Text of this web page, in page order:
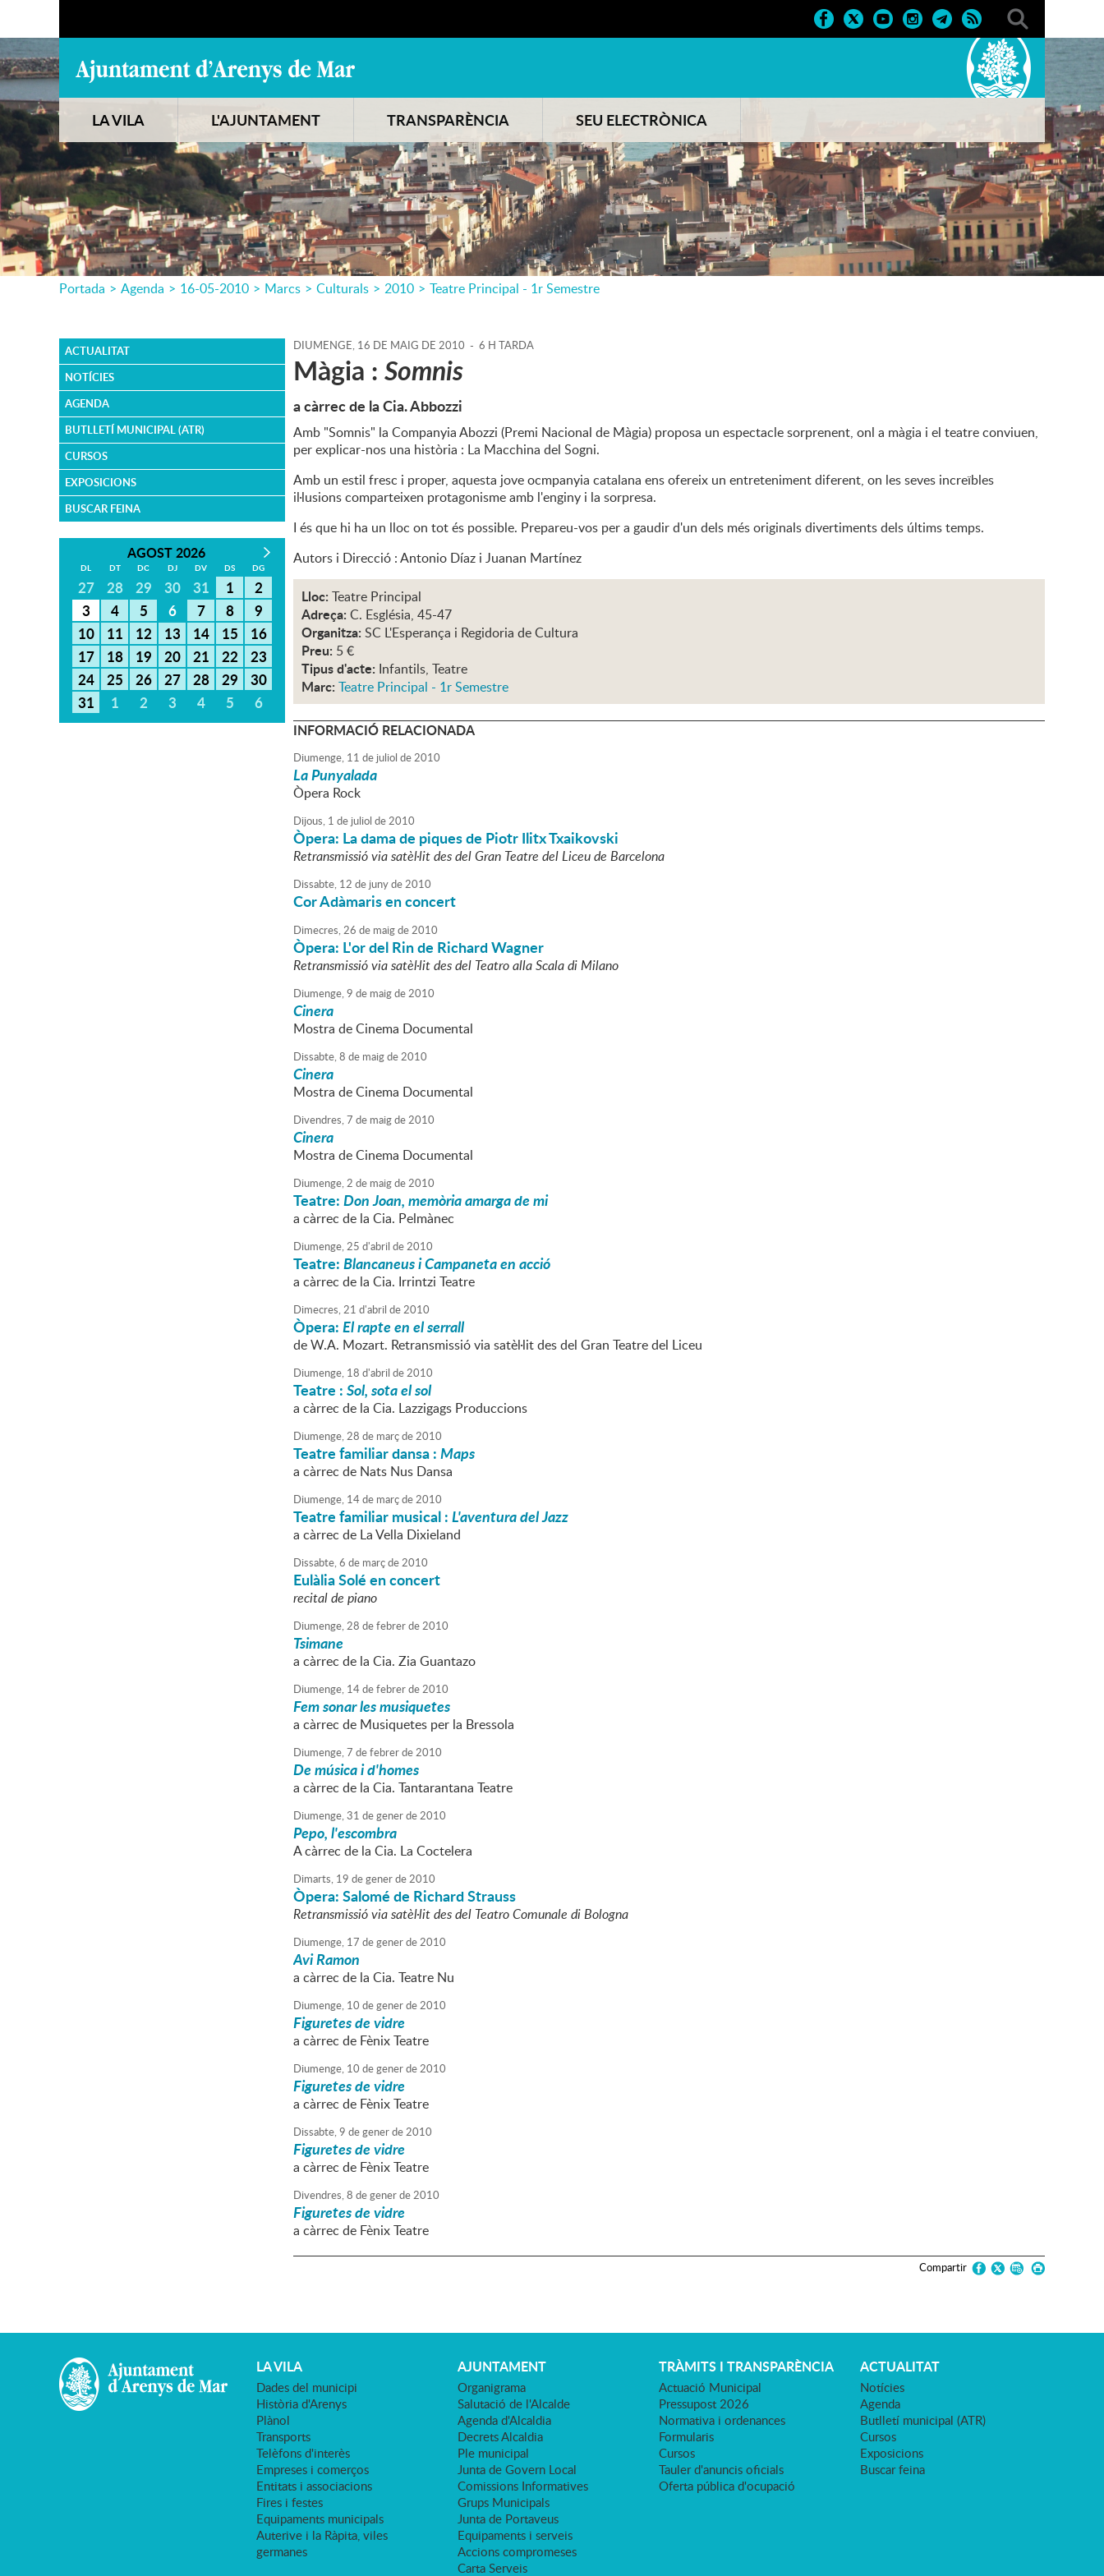
LA VILA L'AJUNTAMENT TRANSPARÈNCIA SEU ELECTRÒNICA
Portada > Agenda > 16-05-2010 > Marcs > Culturals > 2010 > Teatre Principal - 1r Semestre
ACTUALITAT
NOTÍCIES
AGENDA
BUTLLETÍ MUNICIPAL (ATR)
CURSOS
EXPOSICIONS
BUSCAR FEINA
AGOST 2026
DL DT DC DJ DV DS DG
27 28 29 30 31 1
2
3
4 5 6 7 8
9
10
11 12 13 14 15
16
17
18 19 20 21 22
23
24
25 26 27 28 29
30
31
1 2 3 4 5 6
DIUMENGE, 16 DE MAIG DE 2010 - 6 H TARDA
Màgia : Somnis
a càrrec de la Cia. Abbozzi
Amb "Somnis" la Companyia Abozzi (Premi Nacional de Màgia) proposa un espectacle sorprenent, onl a màgia i el teatre conviuen,
per explicar-nos una història : La Macchina del Sogni.
Amb un estil fresc i proper, aquesta jove ocmpanyia catalana ens ofereix un entreteniment diferent, on les seves increïbles
il·lusions comparteixen protagonisme amb l'enginy i la sorpresa.
I és que hi ha un lloc on tot és possible. Prepareu-vos per a gaudir d'un dels més originals divertiments dels últims temps.
Autors i Direcció : Antonio Díaz i Juanan Martínez
Lloc: Teatre Principal
Adreça: C. Església, 45-47
Organitza: SC L'Esperança i Regidoria de Cultura
Preu: 5 €
Tipus d'acte: Infantils, Teatre
Marc: Teatre Principal - 1r Semestre
INFORMACIÓ RELACIONADA
Diumenge, 11 de juliol de2010
La Punyalada
Òpera Rock
Dijous, 1 de juliol de2010
Òpera: La dama de piques de Piotr Ilitx Txaikovski
Retransmissió via satèl·lit des del Gran Teatre del Liceu de Barcelona
Dissabte, 12 de junyde2010
Cor Adàmaris en concert
Dimecres,26 de maigde2010
Òpera: L'or del Rin de Richard Wagner
Retransmissió via satèl·lit des del Teatro alla Scala di Milano
Diumenge,9 de maigde2010
Cinera
Mostra de Cinema Documental
Dissabte,8 de maigde2010
Cinera
Mostra de Cinema Documental
Divendres,7 de maigde2010
Cinera
Mostra de Cinema Documental
Diumenge,2 de maigde2010
Teatre:Don Joan, memòria amarga de mi
a càrrec de la Cia. Pelmànec
Diumenge,25 d'abril de2010
Teatre:Blancaneus i Campaneta en acció
a càrrec de la Cia. Irrintzi Teatre
Dimecres,21 d'abril de2010
Òpera:El rapte en el serrall
de W.A. Mozart. Retransmissió via satèl·lit des del Gran Teatre del Liceu
Diumenge, 18 d'abril de2010
Teatre :Sol, sota el sol
a càrrec de la Cia. Lazzigags Produccions
Diumenge,28 de marçde2010
Teatre familiar dansa :Maps
a càrrec de Nats Nus Dansa
Diumenge, 14de marçde2010
Teatre familiar musical :L'aventura del Jazz
a càrrec de La Vella Dixieland
Dissabte,6 de marçde2010
Eulàlia Solé en concert
recital de piano
Diumenge,28 defebrerde2010
Tsimane
a càrrec de la Cia. Zia Guantazo
Diumenge, 14defebrerde2010
Fem sonar les musiquetes
a càrrec de Musiquetes per la Bressola
Diumenge,7 defebrerde2010
De música i d'homes
a càrrec de la Cia. Tantarantana Teatre
Diumenge,31 degenerde2010
Pepo, l'escombra
A càrrec de la Cia. La Coctelera
Dimarts, 19 degenerde2010
Òpera: Salomé de Richard Strauss
Retransmissió via satèl·lit des del Teatro Comunale di Bologna
Diumenge, 17 degenerde2010
Avi Ramon
a càrrec de la Cia. Teatre Nu
Diumenge, 10 degenerde2010
Figuretes de vidre
a càrrec de Fènix Teatre
Diumenge, 10 degenerde2010
Figuretes de vidre
a càrrec de Fènix Teatre
Dissabte,9 degenerde2010
Figuretes de vidre
a càrrec de Fènix Teatre
Divendres,8 degenerde2010
Figuretes de vidre
a càrrec de Fènix Teatre
Compartir
LA VILA
Dades del municipi
Història d'Arenys
Plànol
Transports
Telèfons d'interès
Empreses i comerços
Entitats i associacions
Fires i festes
Equipaments municipals
Auterive i la Ràpita, viles
germanes
AJUNTAMENT
Organigrama
Salutació de l'Alcalde
Agenda d'Alcaldia
Decrets Alcaldia
Ple municipal
Junta de Govern Local
Comissions Informatives
Grups Municipals
Junta de Portaveus
Equipaments i serveis
Accions compromeses
Carta Serveis
TRÀMITS I TRANSPARÈNCIA
Actuació Municipal
Pressupost 2026
Normativa i ordenances
Formularis
Cursos
Tauler d'anuncis oficials
Oferta pública d'ocupació
ACTUALITAT
Notícies
Agenda
Butlletí municipal (ATR)
Cursos
Exposicions
Buscar feina